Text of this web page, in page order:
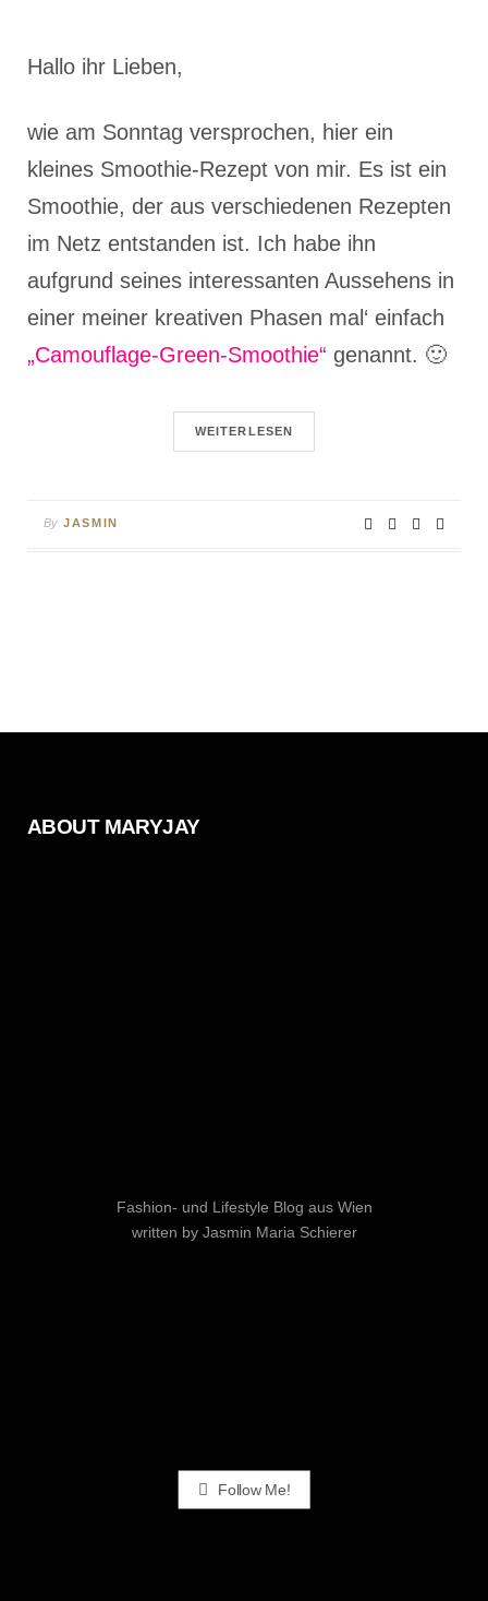
Hallo ihr Lieben,
wie am Sonntag versprochen, hier ein
kleines Smoothie-Rezept von mir. Es ist ein
Smoothie, der aus verschiedenen Rezepten
im Netz entstanden ist. Ich habe ihn
aufgrund seines interessanten Aussehens in
einer meiner kreativen Phasen mal‘ einfach
„Camouflage-Green-Smoothie“ genannt. 🙂
WEITERLESEN
By JASMIN
ABOUT MARYJAY
Fashion- und Lifestyle Blog aus Wien
written by Jasmin Maria Schierer
Follow Me!